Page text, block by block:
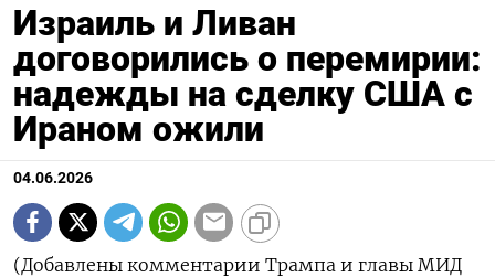
Израиль и Ливан
договорились о перемирии:
надежды на сделку США с
Ираном ожили
04.06.2026
(Добавлены комментарии Трампа и главы МИД